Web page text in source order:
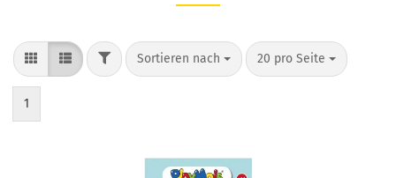
FILTERSortieren nach
Sortieren nach 20 pro Seite
pro Seite
1